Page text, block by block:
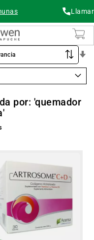
Llamar
por: 'quemador